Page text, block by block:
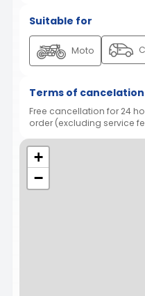
Suitable for
Moto
Terms of cancelation
Free cancellation for 24
order (excluding service
+
−